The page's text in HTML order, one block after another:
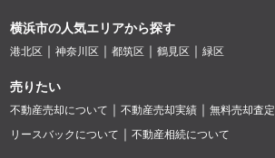
横浜市の人気エリアから探す
港北区 神奈川区 都筑区 鶴見区 緑区
売りたい
不動産売却について 不動産売却実績
無料売却査定
リースバックについて
不動産相続について